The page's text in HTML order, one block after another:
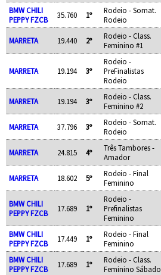
BMW CHILI
PEPPY FZCB
35.760 1º
Rodeio - Somat.
Rodeio
MARRETA 19.440 2º
Rodeio - Class.
Feminino #1
MARRETA 19.194 3º
Rodeio -
PreFinalistas
Rodeio
MARRETA 19.194 3º
Rodeio - Class.
Feminino #2
MARRETA 37.796 3º
Rodeio - Somat.
Rodeio
MARRETA 24.815 4º
Três Tambores -
Amador
MARRETA 18.602 5º
Rodeio - Final
Feminino
BMW CHILI
PEPPY FZCB
17.689 1º
Rodeio -
Prefinalistas
Feminino
BMW CHILI
PEPPY FZCB
17.449 1º
Rodeio - Final
Feminino
BMW CHILI
PEPPY FZCB
17.689 1º
Rodeio - Class.
Feminino Sábado